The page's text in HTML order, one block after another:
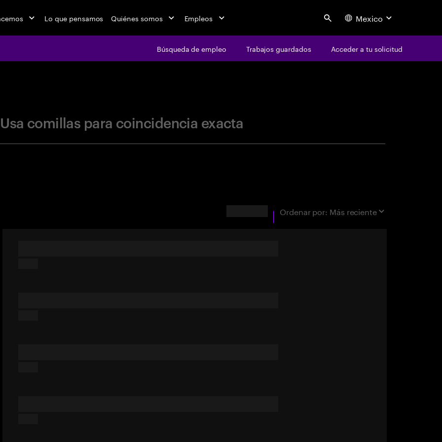
Lo que pensamos Quiénes somos Empleos Search Mexico
Búsqueda de empleo Trabajos guardados Acceder a tu solicitud
Usa comillas para coincidencia exacta
Ordenar por: Más reciente